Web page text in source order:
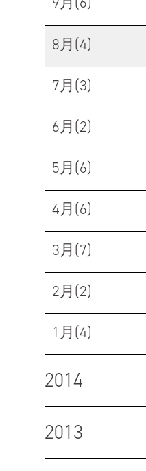
8月(4)
7月(3)
6月(2)
5月(6)
4月(6)
3月(7)
2月(2)
1月(4)
2014
2013